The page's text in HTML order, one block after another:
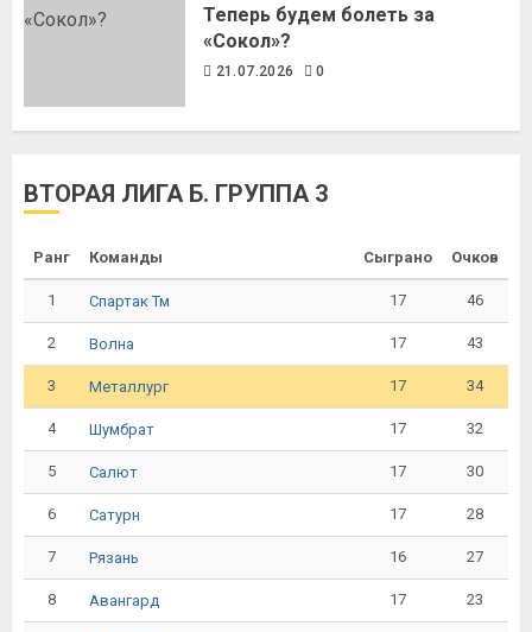
Теперь будем болеть за
«Сокол»?
21.07.2026 0
ВТОРАЯ ЛИГА Б. ГРУППА 3
Ранг Команды Сыграно Очков
1 Спартак Тм 17 46
2 Волна 17 43
3 Металлург 17 34
4 Шумбрат 17 32
5 Салют 17 30
6 Сатурн 17 28
7 Рязань 16 27
8 Авангард 17 23